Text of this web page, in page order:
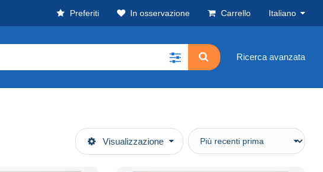
Preferiti In osservazione Carrello Italiano
Ricerca avanzata
Visualizzazione